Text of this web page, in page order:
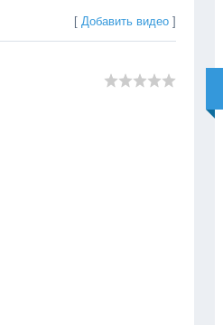
[Добавить видео ]